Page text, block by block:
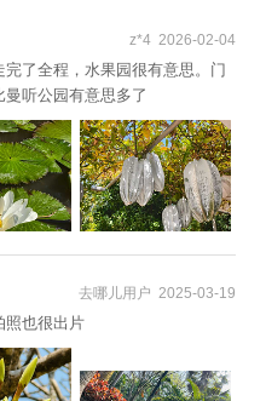
z*4 2026-02-04
了全程，水果园很有意思。门
听公园有意思多了
去哪儿用户 2025-03-19
照也很出片